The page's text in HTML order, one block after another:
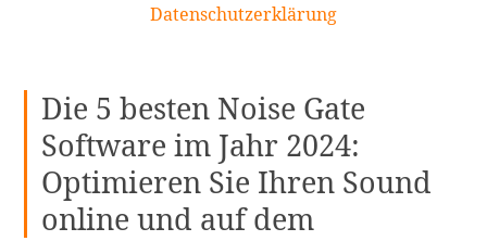
Datenschutzerklärung
Die 5 besten Noise Gate
Software im Jahr 2024:
Optimieren Sie Ihren Sound
online und auf dem